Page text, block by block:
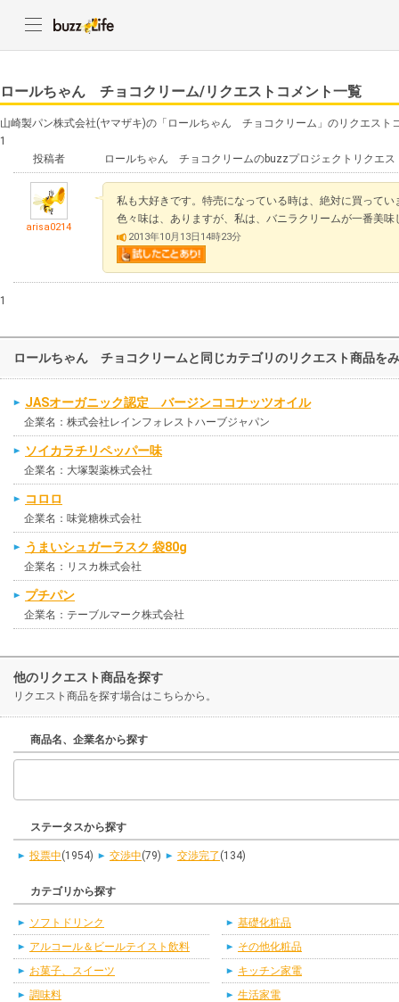
ロールちゃん チョコクリーム/リクエストコメント一覧
山崎製パン株式会社(ヤマザキ)の「ロールちゃん チョコクリーム」のリクエスト
1
投稿者
ロールちゃん チョコクリームのbuzzプロジェクトリクエス
arisa0214
私も大好きです。特売になっている時は、絶対に買ってい
色々味は、ありますが、私は、バニラクリームが一番美味
2013年10月13日14時23分
1
ロールちゃん チョコクリームと同じカテゴリのリクエスト商品を
JASオーガニック認定 バージンココナッツオイル
企業名：株式会社レインフォレストハーブジャパン
ソイカラチリペッパー味
企業名：大塚製薬株式会社
コロロ
企業名：味覚糖株式会社
うまいシュガーラスク 袋80g
企業名：リスカ株式会社
プチパン
企業名：テーブルマーク株式会社
他のリクエスト商品を探す
リクエスト商品を探す場合はこちらから。
商品名、企業名から探す
ステータスから探す
投票中(1954) 交渉中(79) 交渉完了 (134)
カテゴリから探す
ソフトドリンク
アルコール＆ビールテイスト飲料
お菓子、スイーツ
調味料
基礎化粧品
その他化粧品
キッチン家電
生活家電